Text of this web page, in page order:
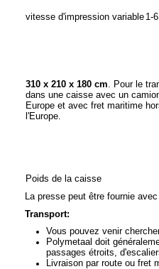
vitesse d'impression variable 1-
310 x 210 x 180 cm. Pour le
dans une caisse avec un
Europe et avec fret maritime
l'Europe.
Poids de la caisse
La presse peut être fournie
Transport:
Vous pouvez venir
Polymetaal doit
passages étroits,
Livraison par route ou fret